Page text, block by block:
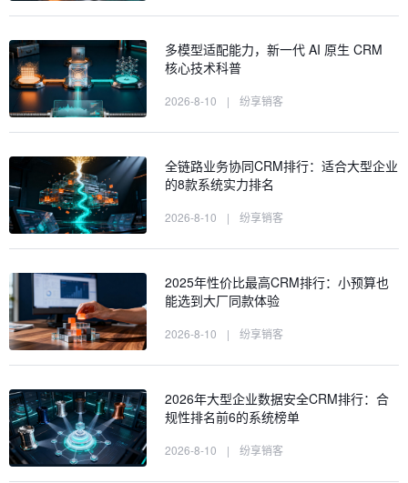
多模型适配能力，新一代 AI 原生 CRM
核心技术科普
2026-8-10 | 纷享销客
全链路业务协同CRM排行：适合大型企业
的8款系统实力排名
2026-8-10 | 纷享销客
2025年性价比最高CRM排行：小预算也
能选到大厂同款体验
2026-8-10 | 纷享销客
2026年大型企业数据安全CRM排行：合
规性排名前6的系统榜单
2026-8-10 | 纷享销客